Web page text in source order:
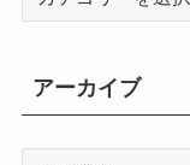
ー
アーカイブ